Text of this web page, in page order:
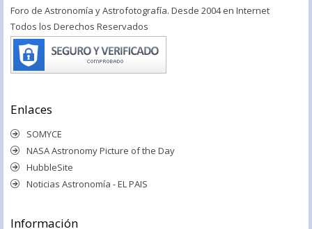
Foro de Astronomía y Astrofotografía. Desde 2004 en Internet
Todos los Derechos Reservados
Enlaces
SOMYCE
NASA Astronomy Picture of the Day
HubbleSite
Noticias Astronomía - EL PAIS
Información